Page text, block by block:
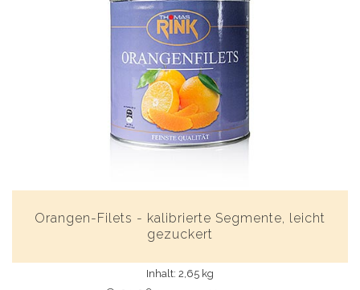
Orangen-Filets - kalibrierte Segmente, leicht
gezuckert
Inhalt: 2,65 kg